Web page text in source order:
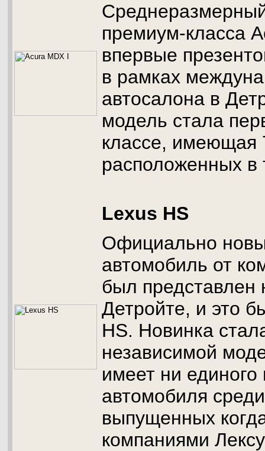
премиум-класса
впервые
в рамках
автосалона в
модель стала
классе, имеющая
расположенных в
Lexus HS
Официально
автомобиль от
был представлен
Детройте, и это
HS. Новинка
независимой
имеет ни
автомобиля
выпущенных
компаниями